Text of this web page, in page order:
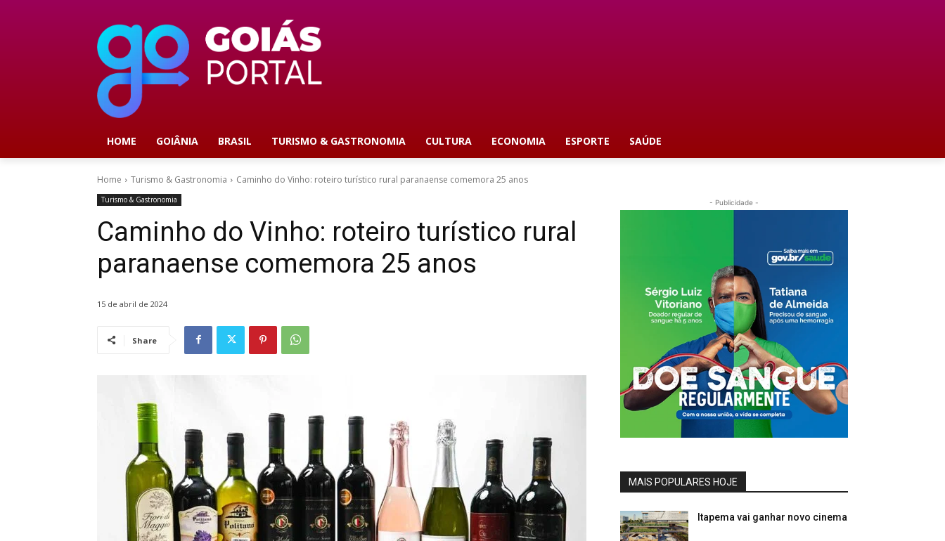
HOME GOIÂNIA BRASIL TURISMO & GASTRONOMIA CULTURA ECONOMIA ESPORTE SAÚDE
Home Turismo & Gastronomia Caminho do Vinho: roteiro turístico rural paranaense comemora 25 anos
Turismo & Gastronomia
Caminho do Vinho: roteiro turístico rural
paranaense comemora 25 anos
15 de abril de 2024
Share
- Publicidade -
MAIS POPULARES HOJE
Itapema vai ganhar novo cinema